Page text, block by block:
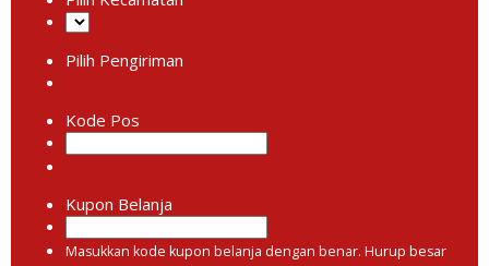
Pilih Pengiriman
Kode Pos
Kupon Belanja
Masukkan kode kupon belanja dengan benar. Hurup besar